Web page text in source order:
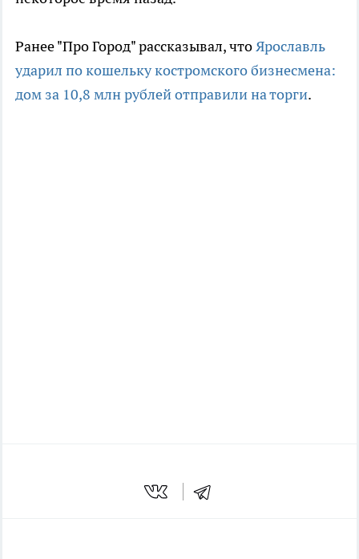
Ранее "Про Город" рассказывал, чтоЯрославль
ударил по кошельку костромского бизнесмена:
дом за 10,8 млн рублей отправили на торги.